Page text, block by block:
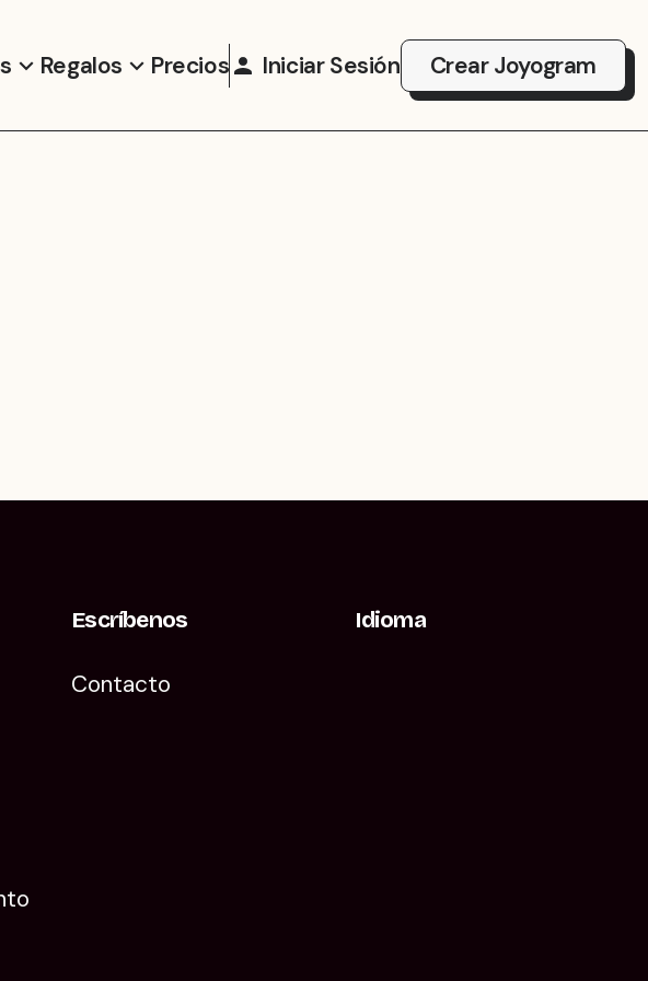
Regalos Precios Iniciar Sesión Crear Joyogram
Escríbenos
Contacto
Idioma